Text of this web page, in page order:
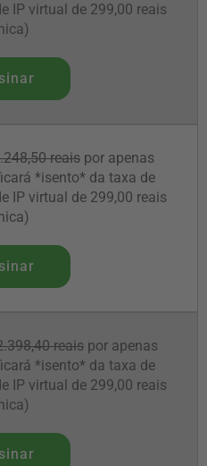
IP virtual de 299,00 reais
reais por apenas
*isento* da taxa de
IP virtual de 299,00 reais
reais por apenas
*isento* da taxa de
IP virtual de 299,00 reais